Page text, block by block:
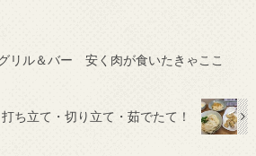
リル＆バー 安く肉が食いたきゃここ
ち立て・切り立て・茹でたて！